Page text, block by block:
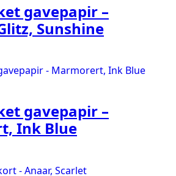
gavepapir –
Sunshine
gavepapir –
Ink Blue